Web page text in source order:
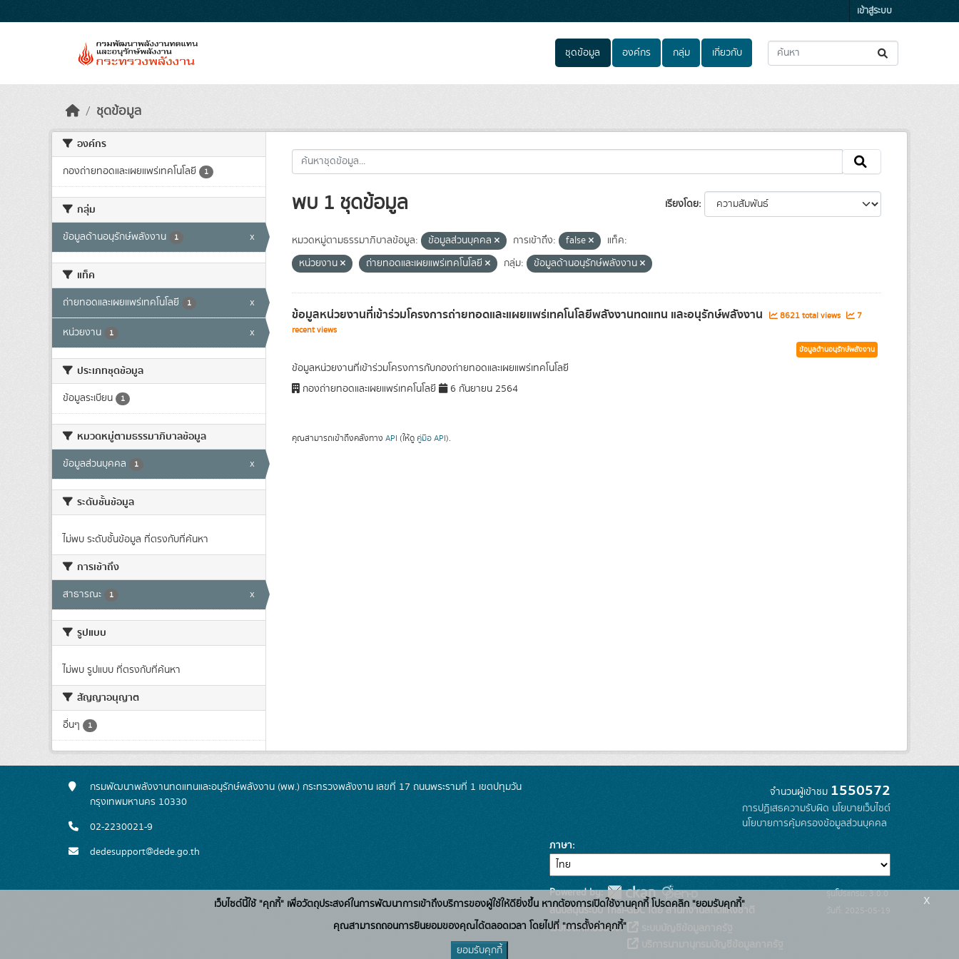
เข้าสู่ระบบ
ชุดข้อมูล องค์กร กลุ่ม เกี่ยวกับ
ชุดข้อมูล
องค์กร
กองถ่ายทอดและเผยแพร่เทคโนโลยี 1
กลุ่ม
ข้อมูลด้านอนุรักษ์พลังงาน 1 x
แท็ค
ถ่ายทอดและเผยแพร่เทคโนโลยี 1 x
หน่วยงาน 1 x
ประเภทชุดข้อมูล
ข้อมูลระเบียน 1
หมวดหมู่ตามธรรมาภิบาลข้อมูล
ข้อมูลส่วนบุคคล 1 x
ระดับชั้นข้อมูล
ไม่พบ ระดับชั้นข้อมูล ที่ตรงกับที่ค้นหา
การเข้าถึง
สาธารณะ 1 x
รูปแบบ
ไม่พบ รูปแบบ ที่ตรงกับที่ค้นหา
สัญญาอนุญาต
อื่นๆ 1
เรียงโดย
พบ 1 ชุดข้อมูล
หมวดหมู่ตามธรรมาภิบาลข้อมูล: ข้อมูลส่วนบุคคล การเข้าถึง: false
แท็ค:
หน่วยงาน
ถ่ายทอดและเผยแพร่เทคโนโลยี กลุ่ม: ข้อมูลด้านอนุรักษ์พลังงาน
ข้อมูลหน่วยงานที่เข้าร่วมโครงการถ่ายทอดและแผยแพร่เทคโนโลยีพลังงานทดแทน และอนุรักษ์พลังงาน 8621 total views
7
recent views
ข้อมูลด้านอนุรักษ์พลังงาน
ข้อมูลหน่วยงานที่เข้าร่วมโครงการกับกองถ่ายทอดและเผยแพร่เทคโนโลยี
กองถ่ายทอดและเผยแพร่เทคโนโลยี
6 กันยายน 2564
คุณสามารถเข้าถึงคลังทาง API (ให้ดู คู่มือ API).
กรมพัฒนาพลังงานทดแทนและอนุรักษ์พลังงาน (พพ.) กระทรวงพลังงาน เลขที่ 17 ถนนพระรามที่ 1 เขตปทุมวัน
กรุงเทพมหานคร 10330
02-2230021-9
dedesupport@dede.go.th
จำนวนผู้เข้าชม 1550572
การปฏิเสธความรับผิด นโยบายเว็บไซต์
นโยบายการคุ้มครองข้อมูลส่วนบุคคล
ภาษา
Powered by:
สนับสนุนระบบ Thai-GDC โดย สำนักงานสถิติแห่งชาติ
เว็บไซต์ที่เกี่ยวข้อง:
รุ่นโปรแกรม: 3.0.0
วันที่: 2025-05-19
เว็บไซต์นี้ใช้ "คุกกี้" เพื่อวัตถุประสงค์ในการพัฒนาการเข้าถึงบริการของผู้ใช้ให้ดียิ่งขึ้น หากต้องการเปิดใช้งานคุกกี้ โปรดคลิก "ยอมรับคุกกี้"
คุณสามารถถอนการยินยอมของคุณได้ตลอดเวลา โดยไปที่ "การตั้งค่าคุกกี้"
ยอมรับคุกกี้
x